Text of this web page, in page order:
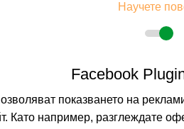
Научете
Facebook
показването на
Като например, разглеждате